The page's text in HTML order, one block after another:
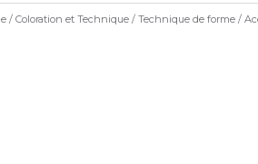
Coloration et Technique Technique de forme